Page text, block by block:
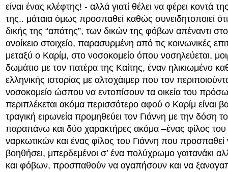
είναι ένας κλέφτης! - αλλά γιατί θέλει να φέρει κοντά
της.. μάταια όμως προσπαθεί καθώς συνειδητοποιεί
δικής της “απάτης”, των δικών της φόβων απέναντι
ανοίκειο στοιχείο, παρασυρμένη από τις κοινωνικές
μεταξύ ο Καρίμ, στο νοσοκομείο όπου νοσηλεύεται,
δωμάτιο με τον πατέρα της Καίτης, έναν ηλικιωμένο
ελληνικής ιστορίας με αλτσχάιμερ που τον
νοσοκομείο ώσπου να εντοπίσουν τα οικεία του
περιπλέκεται ακόμα περισσότερο αφού ο Καρίμ είναι
τραγική ειρωνεία προμηθεύει τον Γιάννη με την δόση
παραπάνω και δύο χαρακτήρες ακόμα –ένας φίλος
ναρκωτικών και ένας φίλος του Γιάννη που προσπαθεί
βοηθήσει, μπερδεμένοι σ’ ένα πολύχρωμο γαιτανάκι
και φόβων, προσπαθούν να αγαπήσουν και να